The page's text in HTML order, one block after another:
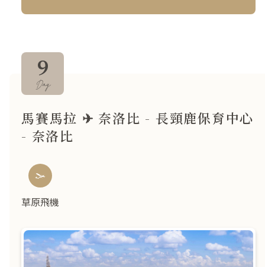
馬賽馬拉 ✈ 奈洛比 - 長頸鹿保育中心
- 奈洛比
草原飛機
9
Day